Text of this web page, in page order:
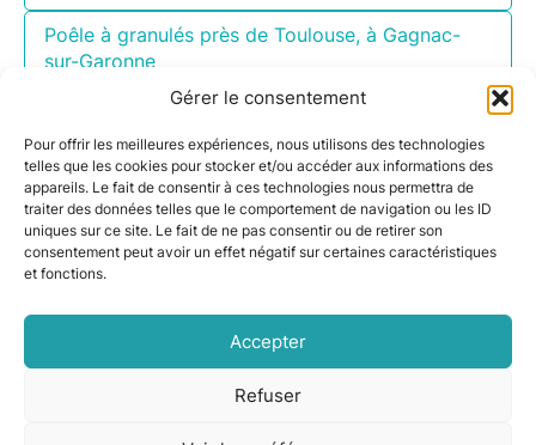
Gérer le consentement
Pour offrir les meilleures expériences, nous utilisons des technologies
telles que les cookies pour stocker et/ou accéder aux informations des
appareils. Le fait de consentir à ces technologies nous permettra de
traiter des données telles que le comportement de navigation ou les ID
uniques sur ce site. Le fait de ne pas consentir ou de retirer son
consentement peut avoir un effet négatif sur certaines caractéristiques
et fonctions.
Accepter
Refuser
Poêle à granulés près de Toulouse, à Gagnac-
sur-Garonne
Poêle à granulés près de Toulouse à Sainte-Foy-
de-Peyrolières
Installation d’un poêle à granulés à côté de
Toulouse, à Lherm